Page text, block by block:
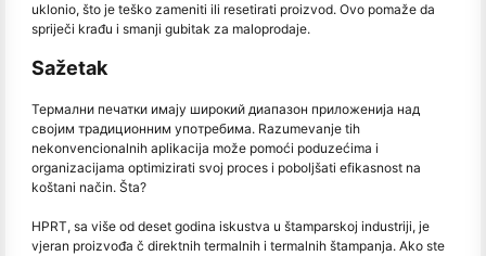
uklonio, što je teško zameniti ili resetirati proizvod. Ovo pomaže da
spriječi krađu i smanji gubitak za maloprodaje.
Sažetak
Термални печатки имају широкий диапазон приложенија над
својим традиционним употребима. Razumevanje tih
nekonvencionalnih aplikacija može pomoći poduzećima i
organizacijama optimizirati svoj proces i poboljšati efikasnost na
koštani način. Šta?
HPRT, sa više od deset godina iskustva u štamparskoj industriji, je
vjeran proizvođa č direktnih termalnih i termalnih štampanja. Ako ste